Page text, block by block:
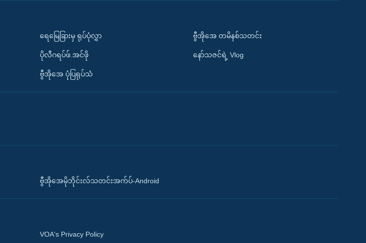
ရေမြေခြားမှ ရုပ်ပုံလွှာ
ပိုလီဂရပ်ဖ်.အင်ဖို
ဗွီအိုအေ ပုံပြရုပ်သံ
ဗွီအိုအေ တမိနစ်သတင်း
နော်သဇင်ရဲ့ Vlog
ဗွီအိုအေမိုဘိုင်းလ်သတင်းအက်ပ်-Android
VOA's Privacy Policy